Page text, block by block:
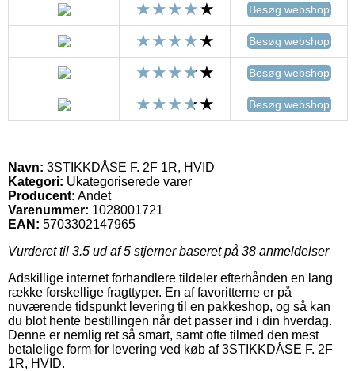
Besøg webshop
Besøg webshop
Besøg webshop
Besøg webshop
Navn: 3STIKKDÅSE F. 2F 1R, HVID
Kategori: Ukategoriserede varer
Producent: Andet
Varenummer: 1028001721
EAN: 5703302147965
Vurderet til 3.5 ud af 5 stjerner baseret på 38 anmeldelser
Adskillige internet forhandlere tildeler efterhånden en lang
række forskellige fragttyper. En af favoritterne er på
nuværende tidspunkt levering til en pakkeshop, og så kan
du blot hente bestillingen når det passer ind i din hverdag.
Denne er nemlig ret så smart, samt ofte tilmed den mest
betalelige form for levering ved køb af 3STIKKDÅSE F. 2F
1R, HVID.